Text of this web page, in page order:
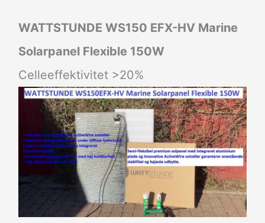
WATTSTUNDE WS150 EFX-HV Marine
Solarpanel Flexible 150W
Celleeffektivitet >20%